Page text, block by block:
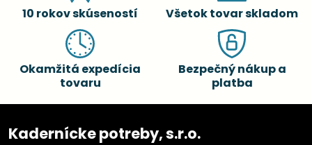
10 rokov skúseností Všetok tovar skladom
Okamžitá expedícia
tovaru
Bezpečný nákup a
platba
Kadernícke potreby, s.r.o.